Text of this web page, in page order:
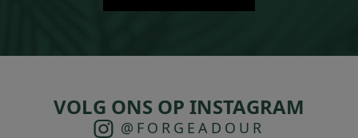
VOLG ONS OP INSTAGRAM
@FORGEADOUR